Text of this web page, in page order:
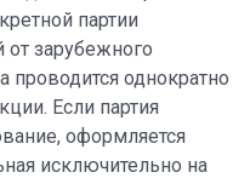
партии
зарубежного
проводится однократно
Если партия
оформляется
исключительно на